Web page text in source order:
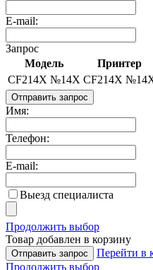
E-mail:
Запрос
Модель
Принтер
CF214X №14X CF214X
Отправить запрос
Имя:
Телефон:
E-mail:
Выезд специалиста
Продолжить выбор
Товар добавлен в корзину
Отправить запрос
Перейти в
Продолжить выбор